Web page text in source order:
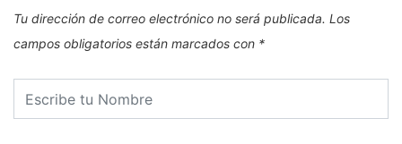
Tu dirección de correo electrónico no será publicada. Los
campos obligatorios están marcados con *